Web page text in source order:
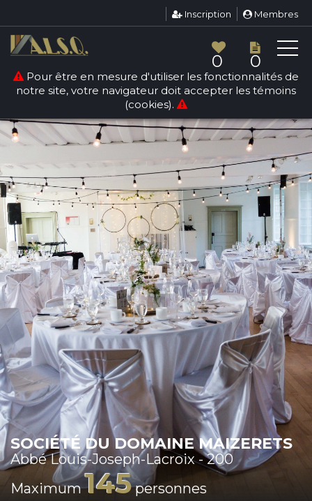
Inscription Membres
0 0
Pour être en mesure d'utiliser les fonctionnalités de
notre site, votre navigateur doit accepter les témoins
(cookies).
SOCIÉTÉ DU DOMAINE MAIZERETS
Abbé Louis-Joseph-Lacroix - 200
Maximum145personnes